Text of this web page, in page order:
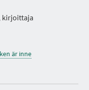
kirjoittaja
är inne